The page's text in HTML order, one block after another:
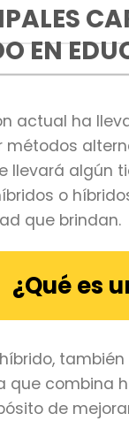
EN
actual ha
métodos
llevará algún
o
que brindan.
¿Qué es
que combina
de